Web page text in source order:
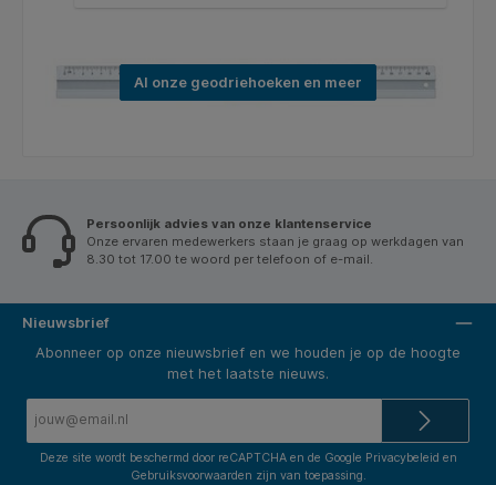
Al onze geodriehoeken en meer
Persoonlijk advies van onze klantenservice
Onze ervaren medewerkers staan je graag op werkdagen van
8.30 tot 17.00 te woord per telefoon of e-mail.
Nieuwsbrief
Abonneer op onze nieuwsbrief en we houden je op de hoogte
met het laatste nieuws.
Deze site wordt beschermd door reCAPTCHA en de Google Privacybeleid en
Gebruiksvoorwaarden zijn van toepassing.